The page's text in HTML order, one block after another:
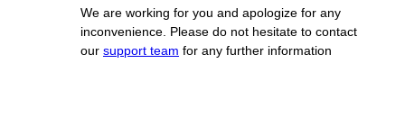
We are working for you and apologize for any
inconvenience. Please do not hesitate to contact
our support team for any further information